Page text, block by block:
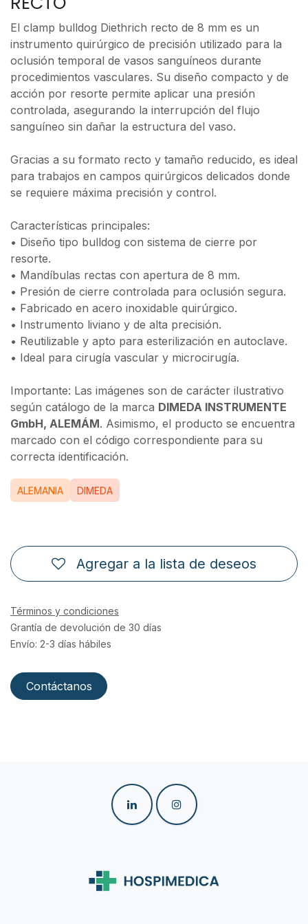
El clamp bulldog Diethrich recto de 8 mm es un
instrumento quirúrgico de precisión utilizado para la
oclusión temporal de vasos sanguíneos durante
procedimientos vasculares. Su diseño compacto y de
acción por resorte permite aplicar una presión
controlada, asegurando la interrupción del flujo
sanguíneo sin dañar la estructura del vaso.
Gracias a su formato recto y tamaño reducido, es ideal
para trabajos en campos quirúrgicos delicados donde
se requiere máxima precisión y control.
Características principales:
• Diseño tipo bulldog con sistema de cierre por
resorte.
• Mandíbulas rectas con apertura de 8 mm.
• Presión de cierre controlada para oclusión segura.
• Fabricado en acero inoxidable quirúrgico.
• Instrumento liviano y de alta precisión.
• Reutilizable y apto para esterilización en autoclave.
• Ideal para cirugía vascular y microcirugía.
Importante: Las imágenes son de carácter ilustrativo
según catálogo de la marca DIMEDA INSTRUMENTE
GmbH, ALEMÁM. Asimismo, el producto se encuentra
marcado con el código correspondiente para su
correcta identificación.
ALEMANIA DIMEDA
Agregar a la lista de deseos
Términos y condiciones
Grantía de devolución de 30 días
Envío: 2-3 días hábiles
Contáctanos